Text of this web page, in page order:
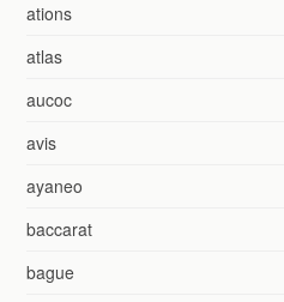
ations
atlas
aucoc
avis
ayaneo
baccarat
bague